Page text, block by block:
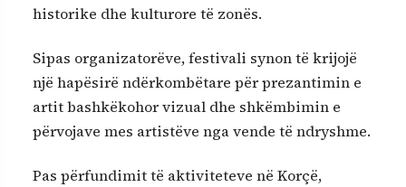
historike dhe kulturore të zonës.
Sipas organizatorëve, festivali synon të krijojë
një hapësirë ndërkombëtare për prezantimin e
artit bashkëkohor vizual dhe shkëmbimin e
përvojave mes artistëve nga vende të ndryshme.
Pas përfundimit të aktiviteteve në Korçë,